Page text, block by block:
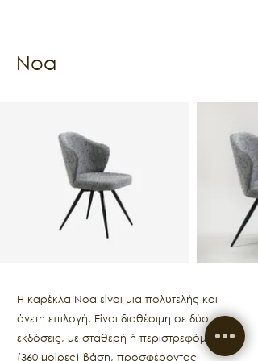
Noa
Η καρέκλα Noa είναι μια πολυτελής και
άνετη επιλογή. Είναι διαθέσιμη σε δύο
εκδόσεις, με σταθερή ή περιστρεφόμενη
(360 μοίρες) βάση, προσφέροντας